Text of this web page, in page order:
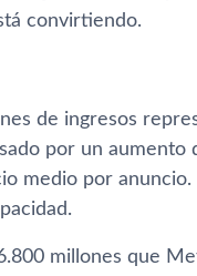
convirtiendo.
de ingresos
por un aumento
medio por
millones que